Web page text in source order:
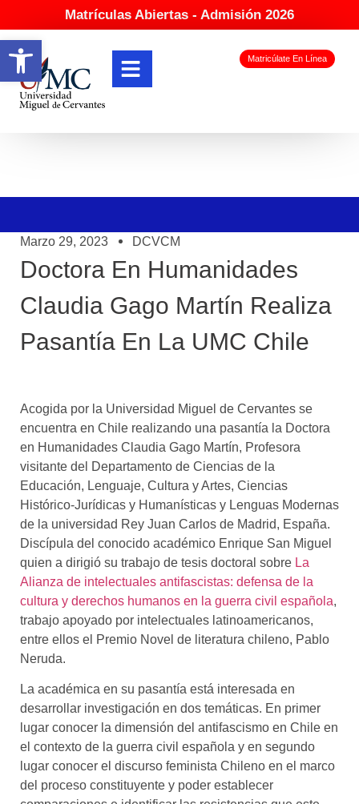
Matrículas Abiertas - Admisión 2026
Matricúlate En Línea
Marzo 29, 2023 DCVCM
Doctora En Humanidades
Claudia Gago Martín Realiza
Pasantía En La UMC Chile
Acogida por la Universidad Miguel de Cervantes se
encuentra en Chile realizando una pasantía la Doctora
en Humanidades Claudia Gago Martín, Profesora
visitante del Departamento de Ciencias de la
Educación, Lenguaje, Cultura y Artes, Ciencias
Histórico-Jurídicas y Humanísticas y Lenguas Modernas
de la universidad Rey Juan Carlos de Madrid, España.
Discípula del conocido académico Enrique San Miguel
quien a dirigió su trabajo de tesis doctoral sobre La
Alianza de intelectuales antifascistas: defensa de la
cultura y derechos humanos en la guerra civil española,
trabajo apoyado por intelectuales latinoamericanos,
entre ellos el Premio Novel de literatura chileno, Pablo
Neruda.
La académica en su pasantía está interesada en
desarrollar investigación en dos temáticas. En primer
lugar conocer la dimensión del antifascismo en Chile en
el contexto de la guerra civil española y en segundo
lugar conocer el discurso feminista Chileno en el marco
del proceso constituyente y poder establecer
Abrir barra de herramientas